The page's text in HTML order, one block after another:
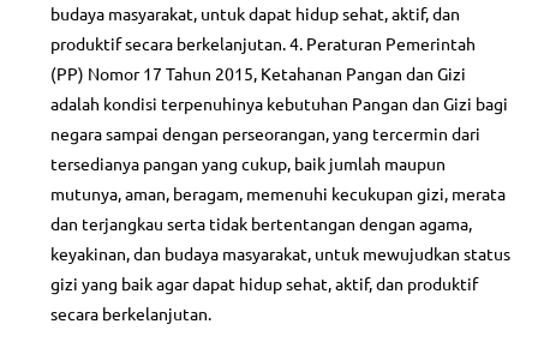
budaya masyarakat, untuk dapat hidup sehat, aktif, dan
produktif secara berkelanjutan. 4. Peraturan Pemerintah
(PP) Nomor 17 Tahun 2015, Ketahanan Pangan dan Gizi
adalah kondisi terpenuhinya kebutuhan Pangan dan Gizi bagi
negara sampai dengan perseorangan, yang tercermin dari
tersedianya pangan yang cukup, baik jumlah maupun
mutunya, aman, beragam, memenuhi kecukupan gizi, merata
dan terjangkau serta tidak bertentangan dengan agama,
keyakinan, dan budaya masyarakat, untuk mewujudkan status
gizi yang baik agar dapat hidup sehat, aktif, dan produktif
secara berkelanjutan.